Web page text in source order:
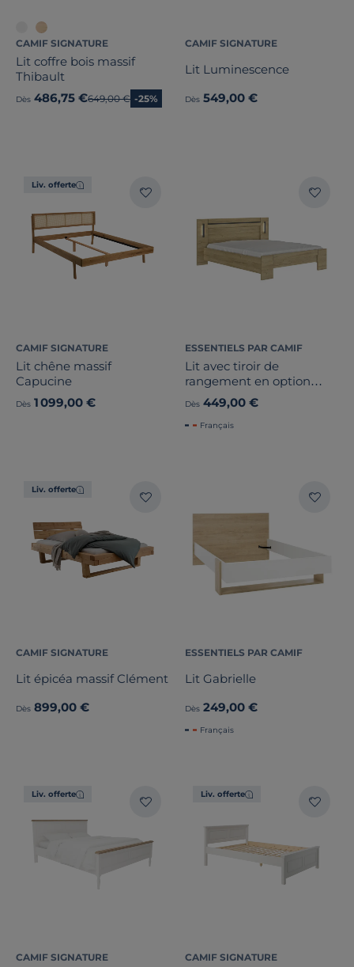
CAMIF SIGNATURE
Lit coffre bois massif
Thibault
Dès 486,75 €Ancien prix
649,00 € -25%
CAMIF SIGNATURE
Lit Luminescence
Dès 549,00 €
Liv. offerte
CAMIF SIGNATURE
Lit chêne massif
Capucine
Dès 1 099,00 €
ESSENTIELS PAR CAMIF
Lit avec tiroir de
rangement en option
Emilie
Dès 449,00 €
Français
Liv. offerte
CAMIF SIGNATURE
Lit épicéa massif Clément
Dès 899,00 €
ESSENTIELS PAR CAMIF
Lit Gabrielle
Dès 249,00 €
Français
Liv. offerte
CAMIF SIGNATURE
Liv. offerte
CAMIF SIGNATURE